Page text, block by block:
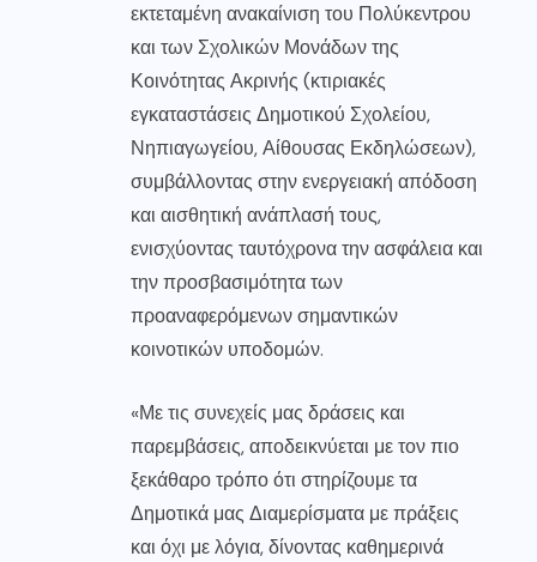
εκτεταμένη ανακαίνιση του Πολύκεντρου
και των Σχολικών Μονάδων της
Κοινότητας Ακρινής (κτιριακές
εγκαταστάσεις Δημοτικού Σχολείου,
Νηπιαγωγείου, Αίθουσας Εκδηλώσεων),
συμβάλλοντας στην ενεργειακή απόδοση
και αισθητική ανάπλασή τους,
ενισχύοντας ταυτόχρονα την ασφάλεια και
την προσβασιμότητα των
προαναφερόμενων σημαντικών
κοινοτικών υποδομών.
«Με τις συνεχείς μας δράσεις και
παρεμβάσεις, αποδεικνύεται με τον πιο
ξεκάθαρο τρόπο ότι στηρίζουμε τα
Δημοτικά μας Διαμερίσματα με πράξεις
και όχι με λόγια, δίνοντας καθημερινά